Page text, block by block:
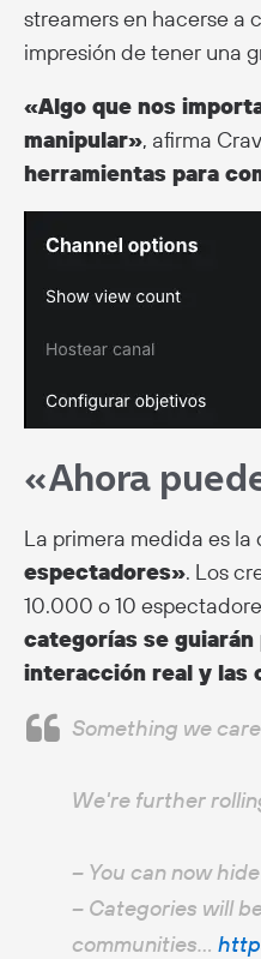
streamers en hacerse a
impresión de tener una
«Algo que nos
manipular», afirma
herramientas para
«Ahora
La primera medida es
espectadores». Los
10.000 o 10
categorías se
interacción real y las
Something we
We're further
– You can now
– Categories will
communities…